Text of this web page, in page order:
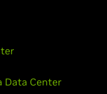
Data Center